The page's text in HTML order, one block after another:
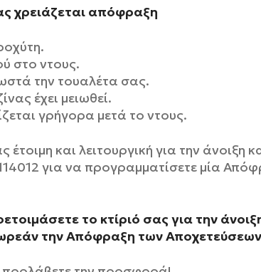
χρειάζεται απόφραξη
στο ντους.
την τουαλέτα σας.
έχει μειωθεί.
γρήγορα μετά το ντους.
έτοιμη και λειτουργική για την άνοιξη
για να προγραμματίσετε μία
το κτίριό σας για την
την Απόφραξη των Αποχετεύσεων